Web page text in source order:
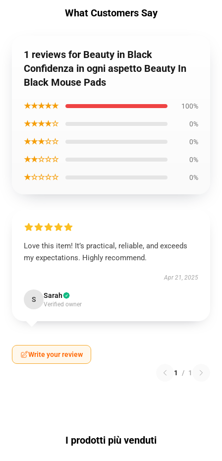
What Customers Say
1 reviews for Beauty in Black
Confidenza in ogni aspetto Beauty In
Black Mouse Pads
★★★★★ 100%
★★★★☆ 0%
★★★☆☆ 0%
★★☆☆☆ 0%
★☆☆☆☆ 0%
Love this item! It’s practical, reliable, and exceeds
my expectations. Highly recommend.
Apr 21, 2025
S Sarah
Verified owner
Write your review
1 / 1
I prodotti più venduti